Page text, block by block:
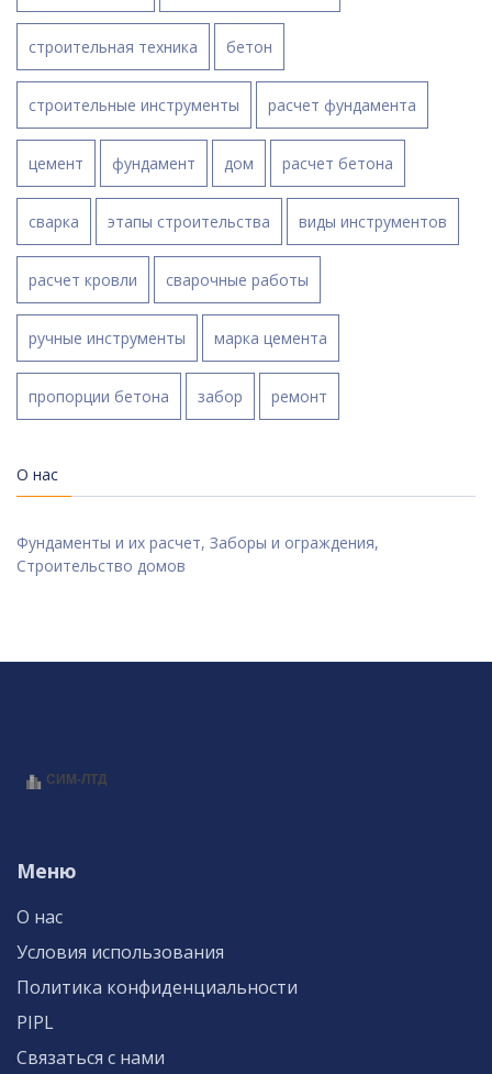
строительная техника бетон
строительные инструменты расчет фундамента
цемент фундамент дом расчет бетона
сварка этапы строительства виды инструментов
расчет кровли сварочные работы
ручные инструменты марка цемента
пропорции бетона забор ремонт
О нас
Фундаменты и их расчет, Заборы и ограждения,
Строительство домов
Меню
О нас
Условия использования
Политика конфиденциальности
PIPL
Связаться с нами